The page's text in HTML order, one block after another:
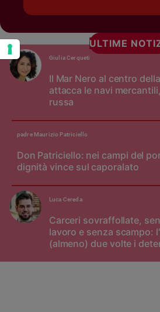
ULTIME
Il Mar Nero al centro
attacca le navi
russa
Giulia Cerqueti
Don Patriciello: nei campi del
dignità vince sul caporalato
padre Maurizio Patriciello
Carceri sovraffollate,
lavoro e senza scampo:
(almeno) due volte i
Luca Cereda